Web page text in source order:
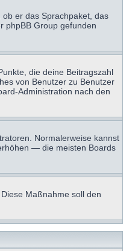
er das Sprachpaket, das
phpBB Group gefunden
die deine Beitragszahl
von Benutzer zu Benutzer
Administration nach den
Normalerweise kannst
— die meisten Boards
Maßnahme soll den